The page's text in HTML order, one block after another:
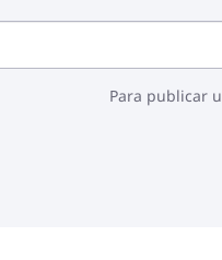
Para publicar